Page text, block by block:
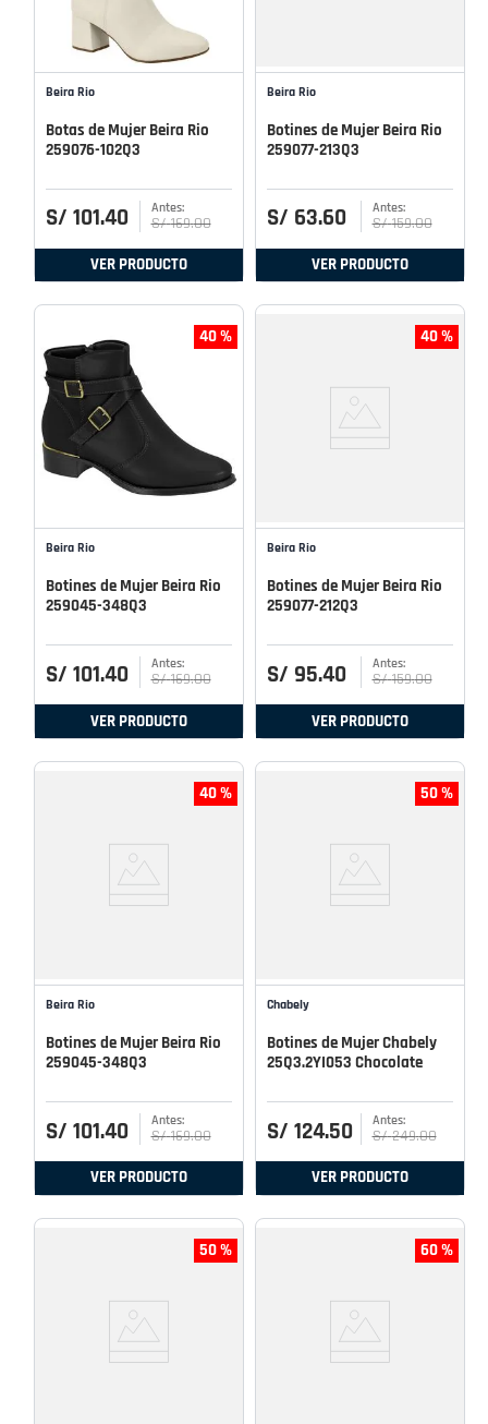
Beira Rio
Botas de Mujer Beira Rio
259076-102Q3
S/ 101.40 S/ 169.00
VER PRODUCTO
Beira Rio
Botines de Mujer Beira Rio
259077-213Q3
S/ 63.60 S/ 159.00
VER PRODUCTO
40 %
Beira Rio
Botines de Mujer Beira Rio
259045-348Q3
S/ 101.40 S/ 169.00
VER PRODUCTO
40 %
Beira Rio
Botines de Mujer Beira Rio
259077-212Q3
S/ 95.40 S/ 159.00
VER PRODUCTO
40 %
Beira Rio
Botines de Mujer Beira Rio
259045-348Q3
S/ 101.40 S/ 169.00
VER PRODUCTO
50 %
Chabely
Botines de Mujer Chabely
25Q3.2YI053 Chocolate
S/ 124.50 S/ 249.00
VER PRODUCTO
50 % 60 %